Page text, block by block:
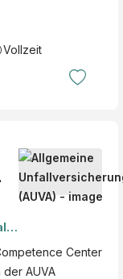
Vollzeit
Center
der AUVA